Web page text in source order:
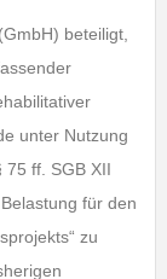
beteiligt,
unter Nutzung
ff. SGB XII
für den
zu